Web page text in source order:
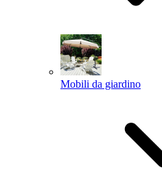
Mobili da giardino